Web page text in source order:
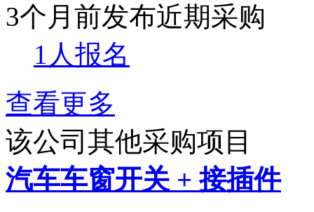
3个月前发布近期采购
1人报名
查看更多
该公司其他采购项目
汽车车窗开关 + 接插件